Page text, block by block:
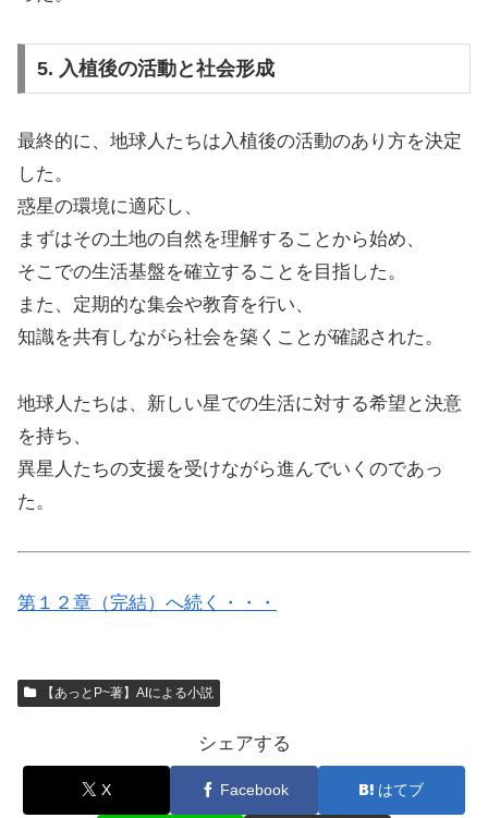
5. 入植後の活動と社会形成
最終的に、地球人たちは入植後の活動のあり方を決定
した。
惑星の環境に適応し、
まずはその土地の自然を理解することから始め、
そこでの生活基盤を確立することを目指した。
また、定期的な集会や教育を行い、
知識を共有しながら社会を築くことが確認された。
地球人たちは、新しい星での生活に対する希望と決意
を持ち、
異星人たちの支援を受けながら進んでいくのであっ
た。
第１２章（完結）へ続く・・・
【あっとP~著】AIによる小説
シェアする
X Facebook はてブ